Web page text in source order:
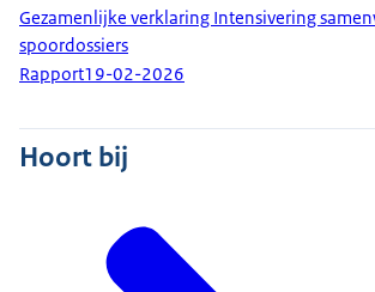
Gezamenlijke verklaring Intensivering
spoordossiers
Rapport19-02-2026
Hoort bij